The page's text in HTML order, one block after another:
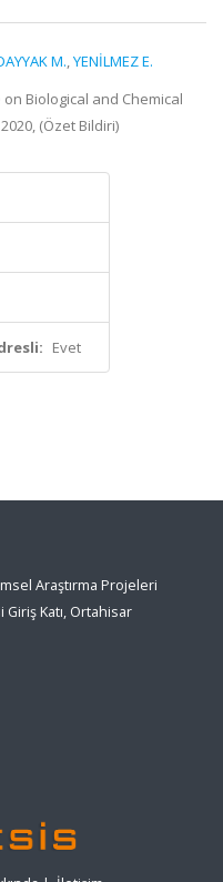
M.,YENİLMEZ E.
Biological and Chemical
(Özet Bildiri)
Evet
Araştırma Projeleri
Katı, Ortahisar